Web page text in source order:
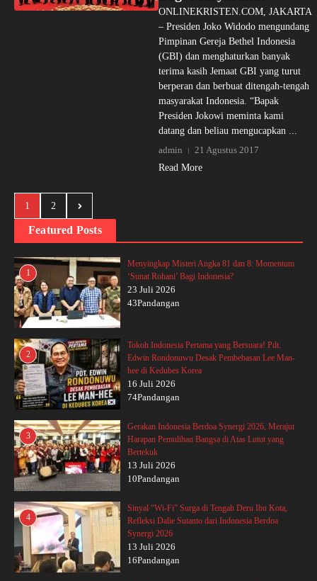
ONLINEKRISTEN.COM, JAKARTA
– Presiden Joko Widodo mengundang
Pimpinan Gereja Bethel Indonesia
(GBI) dan menghaturkan banyak
terima kasih Jemaat GBI yang turut
berperan dan berbuat ditengah-tengah
masyarakat Indonesia. “Bapak
Presiden Jokowi meminta kami
datang dan beliau mengucapkan ...
admin
21 Agustus 2017
Read More
1 2
Featured Posts
1
Menyingkap Misteri Angka 81 dan 8: Momentum
‘Sunat Rohani’ Bagi Indonesia?
23 Juli 2026
43Pandangan
2
Tokoh Indonesia Pertama yang Bersuara! Pdt.
Edwin Rondonuwu Desak Pembebasan Lee Man-
hee di Kedubes Korea
16 Juli 2026
74Pandangan
3
Gerakan Indonesia Berdoa Synergi 2026, Merajut
Harapan Pemulihan Bangsa di Atas Lutut yang
Bertekuk
13 Juli 2026
10Pandangan
4
Sinyal “Wi-Fi” Surga di Tengah Deru Ibu Kota,
Refleksi Dalie Sutanto dari Indonesia Berdoa
Synergi 2026
13 Juli 2026
16Pandangan